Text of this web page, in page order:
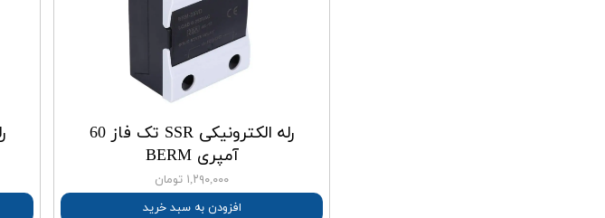
رله الکترونیکی SSR تک فاز 60
آمپری BERM
۱,۲۹۰,۰۰۰ تومان
افزودن به سبد خرید